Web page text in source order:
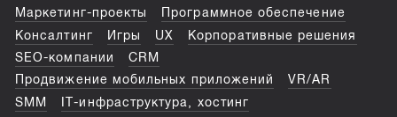
Маркетинг-проекты
Программное обеспечение
Консалтинг
Игры UX
Корпоративные решения
SEO-компании
CRM
Продвижение мобильных приложений
VR/AR
SMM
IT-инфраструктура, хостинг